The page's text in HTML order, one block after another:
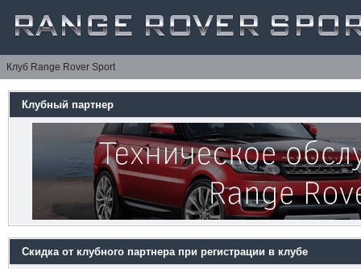
Клуб Range Rover Sport
Клубный партнер
Скидка от клубного партнера при регистрации в клубе